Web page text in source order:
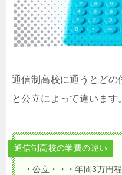
通信制高校に通うとどの
と公立によって違います
通信制高校の学費の違い
・公立・・・年間3万円